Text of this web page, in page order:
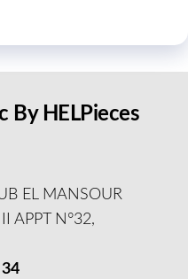
By HELPieces
EL MANSOUR
APPT N°32,